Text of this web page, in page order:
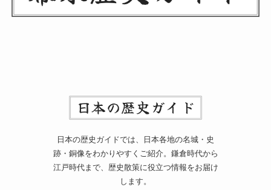
日本の歴史ガイドでは、日本各地の名城・史
跡・銅像をわかりやすくご紹介。鎌倉時代から
江戸時代まで、歴史散策に役立つ情報をお届け
します。